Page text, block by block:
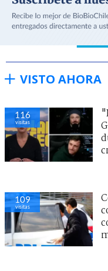
VISTO AHORA
116
visitas
109
visitas